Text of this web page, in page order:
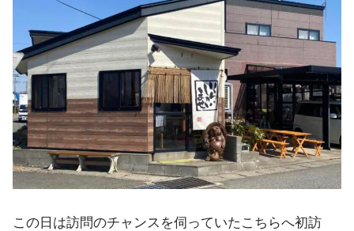
この日は訪問のチャンスを伺っていたこちらへ初訪